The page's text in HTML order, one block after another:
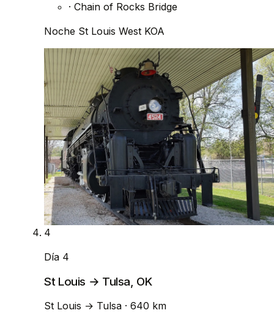
· Chain of Rocks Bridge
Noche St Louis West KOA
4
Día 4
St Louis → Tulsa, OK
St Louis → Tulsa · 640 km